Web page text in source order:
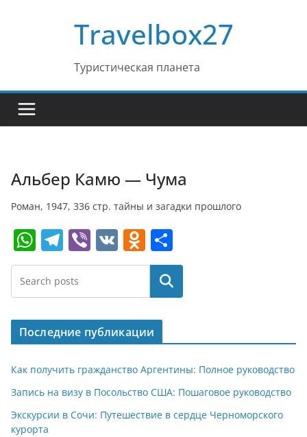
Travelbox27
Туристическая планета
Альбер Камю — Чума
Роман, 1947, 336 стр. тайны и загадки прошлого
W
h
at
s
A
p
p
T
el
e
gr
a
m
Vi
b
V
K
O
d
o
kl
a
ss
ni
ki
т
п
р
в
и
т
ь
Поиск
Последние публикации
Как получить гражданство Аргентины: Полное руководство
Запись на визу в Посольство США: Пошаговое руководство
Экскурсии в Сочи: Путешествие в сердце Черноморского
курорта